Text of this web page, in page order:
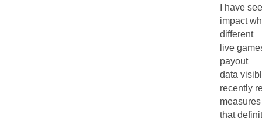
I have
impact
different
live
payout
data
recently
measures
that